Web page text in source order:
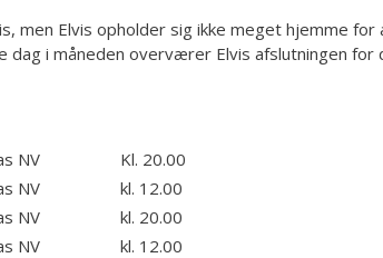
men Elvis opholder sig ikke meget hjemme
i måneden overværer Elvis afslutningen for
NV
Kl. 20.00
NV
kl. 12.00
NV
kl. 20.00
NV
kl. 12.00